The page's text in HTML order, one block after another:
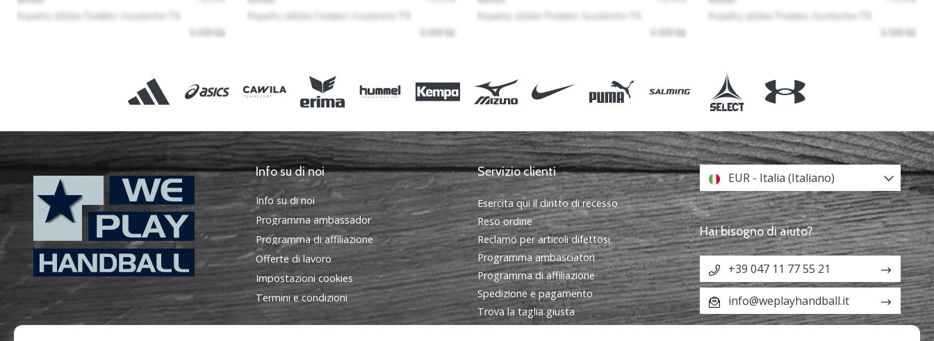
WePlayHandball.it
Info su di noi
Info su di noi
Programma ambassador
Programma di affiliazione
Offerte di lavoro
Impostazioni cookies
Termini e condizioni
Servizio clienti
Esercita qui il diritto di recesso
Reso ordine
Reclamo per articoli difettosi
Programma ambasciatori
Programma di affiliazione
Spedizione e pagamento
Trova la taglia giusta
EUR - Italia (Italiano)
Hai bisogno di aiuto?
+39 047 11 77 55 21
info@weplayhandball.it